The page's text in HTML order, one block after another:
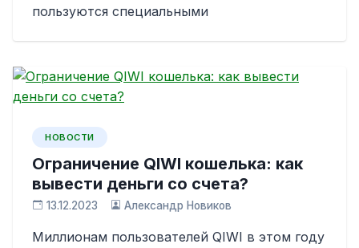
пользуются специальными
НОВОСТИ
Ограничение QIWI кошелька: как
вывести деньги со счета?
13.12.2023 Александр Новиков
Миллионам пользователей QIWI в этом году